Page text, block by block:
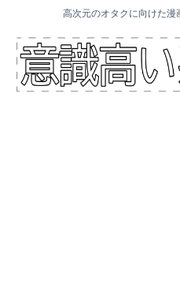
高次元のオタクに向けた漫